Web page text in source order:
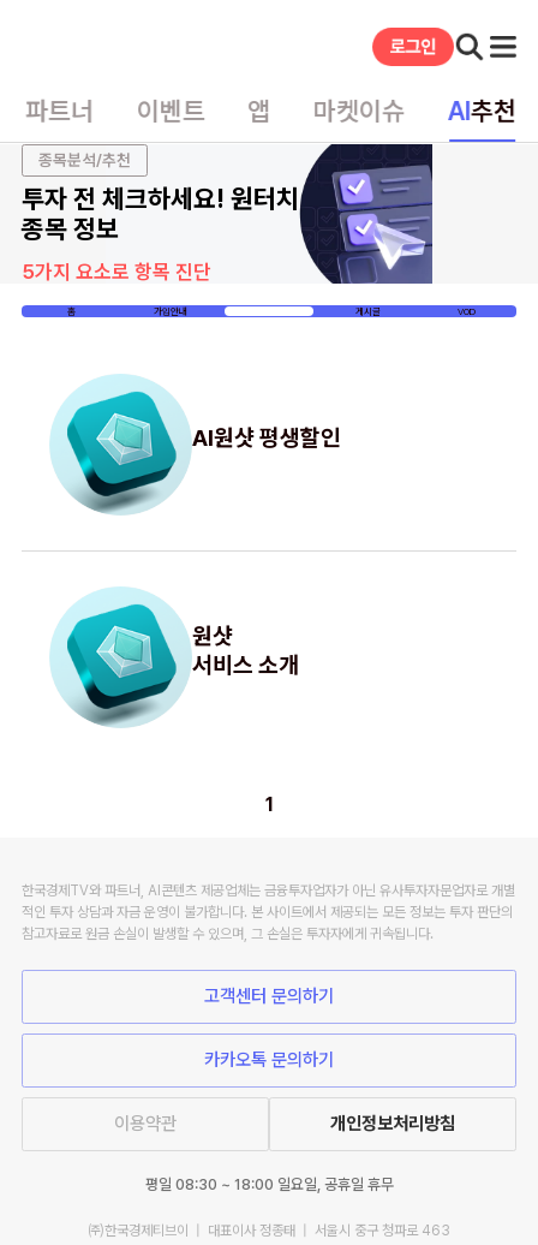
파트너 이벤트 앱 마켓이슈 AI추천
종목분석/추천
투자 전 체크하세요! 원터치
종목 정보
5가지 요소로 항목 진단
홈 가입안내 게시글 VOD
AI원샷 평생할인
원샷
서비스 소개
1
한국경제TV와 파트너, AI콘텐츠 제공업체는 금융투자업자가 아닌 유사투자자문업자로 개별
적인 투자 상담과 자금 운영이 불가합니다. 본 사이트에서 제공되는 모든 정보는 투자 판단의
참고자료로 원금 손실이 발생할 수 있으며, 그 손실은 투자자에게 귀속됩니다.
고객센터 문의하기
카카오톡 문의하기
이용약관 개인정보처리방침
평일 08:30 ~ 18:00 일요일, 공휴일 휴무
㈜한국경제티브이 | 대표이사 정종태 | 서울시 중구 청파로 463